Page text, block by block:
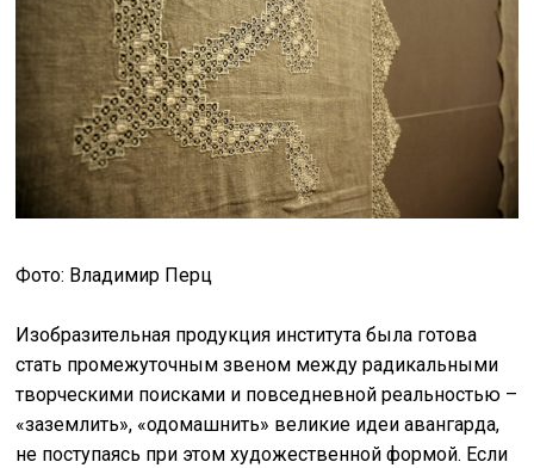
Фото: Владимир Перц
Изобразительная продукция института была готова
стать промежуточным звеном между радикальными
творческими поисками и повседневной реальностью –
«заземлить», «одомашнить» великие идеи авангарда,
не поступаясь при этом художественной формой. Если